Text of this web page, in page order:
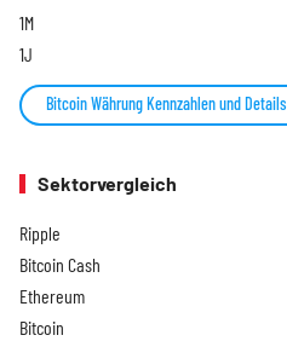
1M
1J
Bitcoin Währung Kennzahlen und Details
Sektorvergleich
Ripple
Bitcoin Cash
Ethereum
Bitcoin